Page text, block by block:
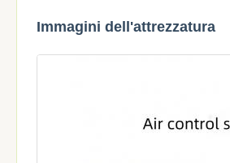
Immagini dell'attrezzatura